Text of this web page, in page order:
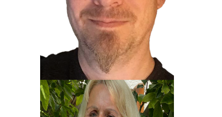
Jost Alpe
Unser Mann für die Charts!